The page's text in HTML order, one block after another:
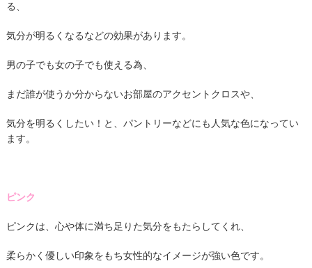
る、
気分が明るくなるなどの効果があります。
男の子でも女の子でも使える為、
まだ誰が使うか分からないお部屋のアクセントクロスや、
気分を明るくしたい！と、パントリーなどにも人気な色になってい
ます。
ピンク
ピンクは、心や体に満ち足りた気分をもたらしてくれ、
柔らかく優しい印象をもち女性的なイメージが強い色です。